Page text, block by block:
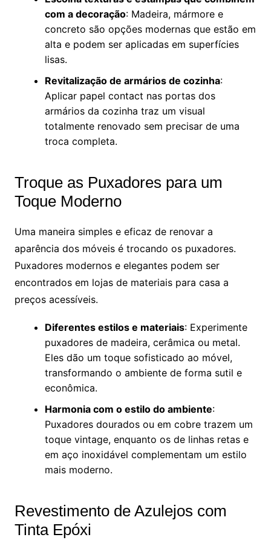
com a decoração: Madeira, mármore e
concreto são opções modernas que estão em
alta e podem ser aplicadas em superfícies
lisas.
Revitalização de armários de cozinha:
Aplicar papel contact nas portas dos
armários da cozinha traz um visual
totalmente renovado sem precisar de uma
troca completa.
Troque as Puxadores para um
Toque Moderno
Uma maneira simples e eficaz de renovar a
aparência dos móveis é trocando os puxadores.
Puxadores modernos e elegantes podem ser
encontrados em lojas de materiais para casa a
preços acessíveis.
Diferentes estilos e materiais: Experimente
puxadores de madeira, cerâmica ou metal.
Eles dão um toque sofisticado ao móvel,
transformando o ambiente de forma sutil e
econômica.
Harmonia com o estilo do ambiente:
Puxadores dourados ou em cobre trazem um
toque vintage, enquanto os de linhas retas e
em aço inoxidável complementam um estilo
mais moderno.
Revestimento de Azulejos com
Tinta Epóxi